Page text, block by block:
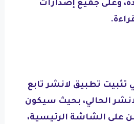
وعلى جميع إصدارات
تطبيق لانشر تابع
الحالي، بحيث سيكون
على الشاشة الرئيسية،